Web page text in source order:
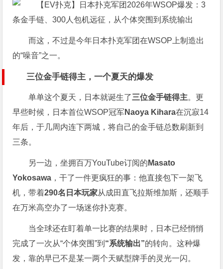
而这，不过是今年日本扑克军团在WSOP上制造出
的“噪音”之一。
三位金手链得主，一个夏天的爆发
单单这个夏天，日本就诞生了三位金手链得主。更
早些时候，日本首位WSOP冠军Naoya Kihara在沉寂14
年后，于几周内连下两城，将自己的金手链总数刷新到
三条。
另一边，坐拥百万YouTube订阅的 Masato
Yokosawa ，干了一件更疯狂的事：他直接包下一架飞
机，带着290名日本玩家从成田直飞拉斯维加斯，还顺手
在万米高空办了一场迷你扑克赛。
当全球还在盯着单一比赛的结果时，日本已经悄悄
完成了一次从“个体突围”到 “系统输出”的转向。这种爆
发，靠的早已不是某一两个天赋型牌手的灵光一闪。